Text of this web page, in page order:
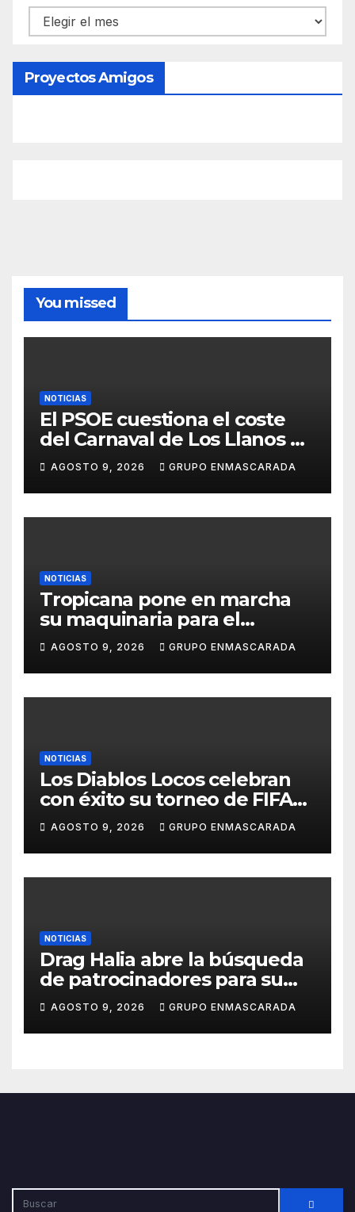
Contenido
Proyectos Amigos
You missed
NOTICIAS
El PSOE cuestiona el coste
del Carnaval de Los Llanos de
Aridane y reclama mayor
control del gasto municipal
AGOSTO 9, 2026 GRUPO ENMASCARADA
NOTICIAS
Tropicana pone en marcha
su maquinaria para el
Carnaval 2027 con los
primeros ensayos de Lucas
Darias
AGOSTO 9, 2026 GRUPO ENMASCARADA
NOTICIAS
Los Diablos Locos celebran
con éxito su torneo de FIFA
durante el verano
AGOSTO 9, 2026 GRUPO ENMASCARADA
NOTICIAS
Drag Halia abre la búsqueda
de patrocinadores para su
participación en el Carnaval
de Las Palmas de Gran
Canaria 2027
AGOSTO 9, 2026 GRUPO ENMASCARADA